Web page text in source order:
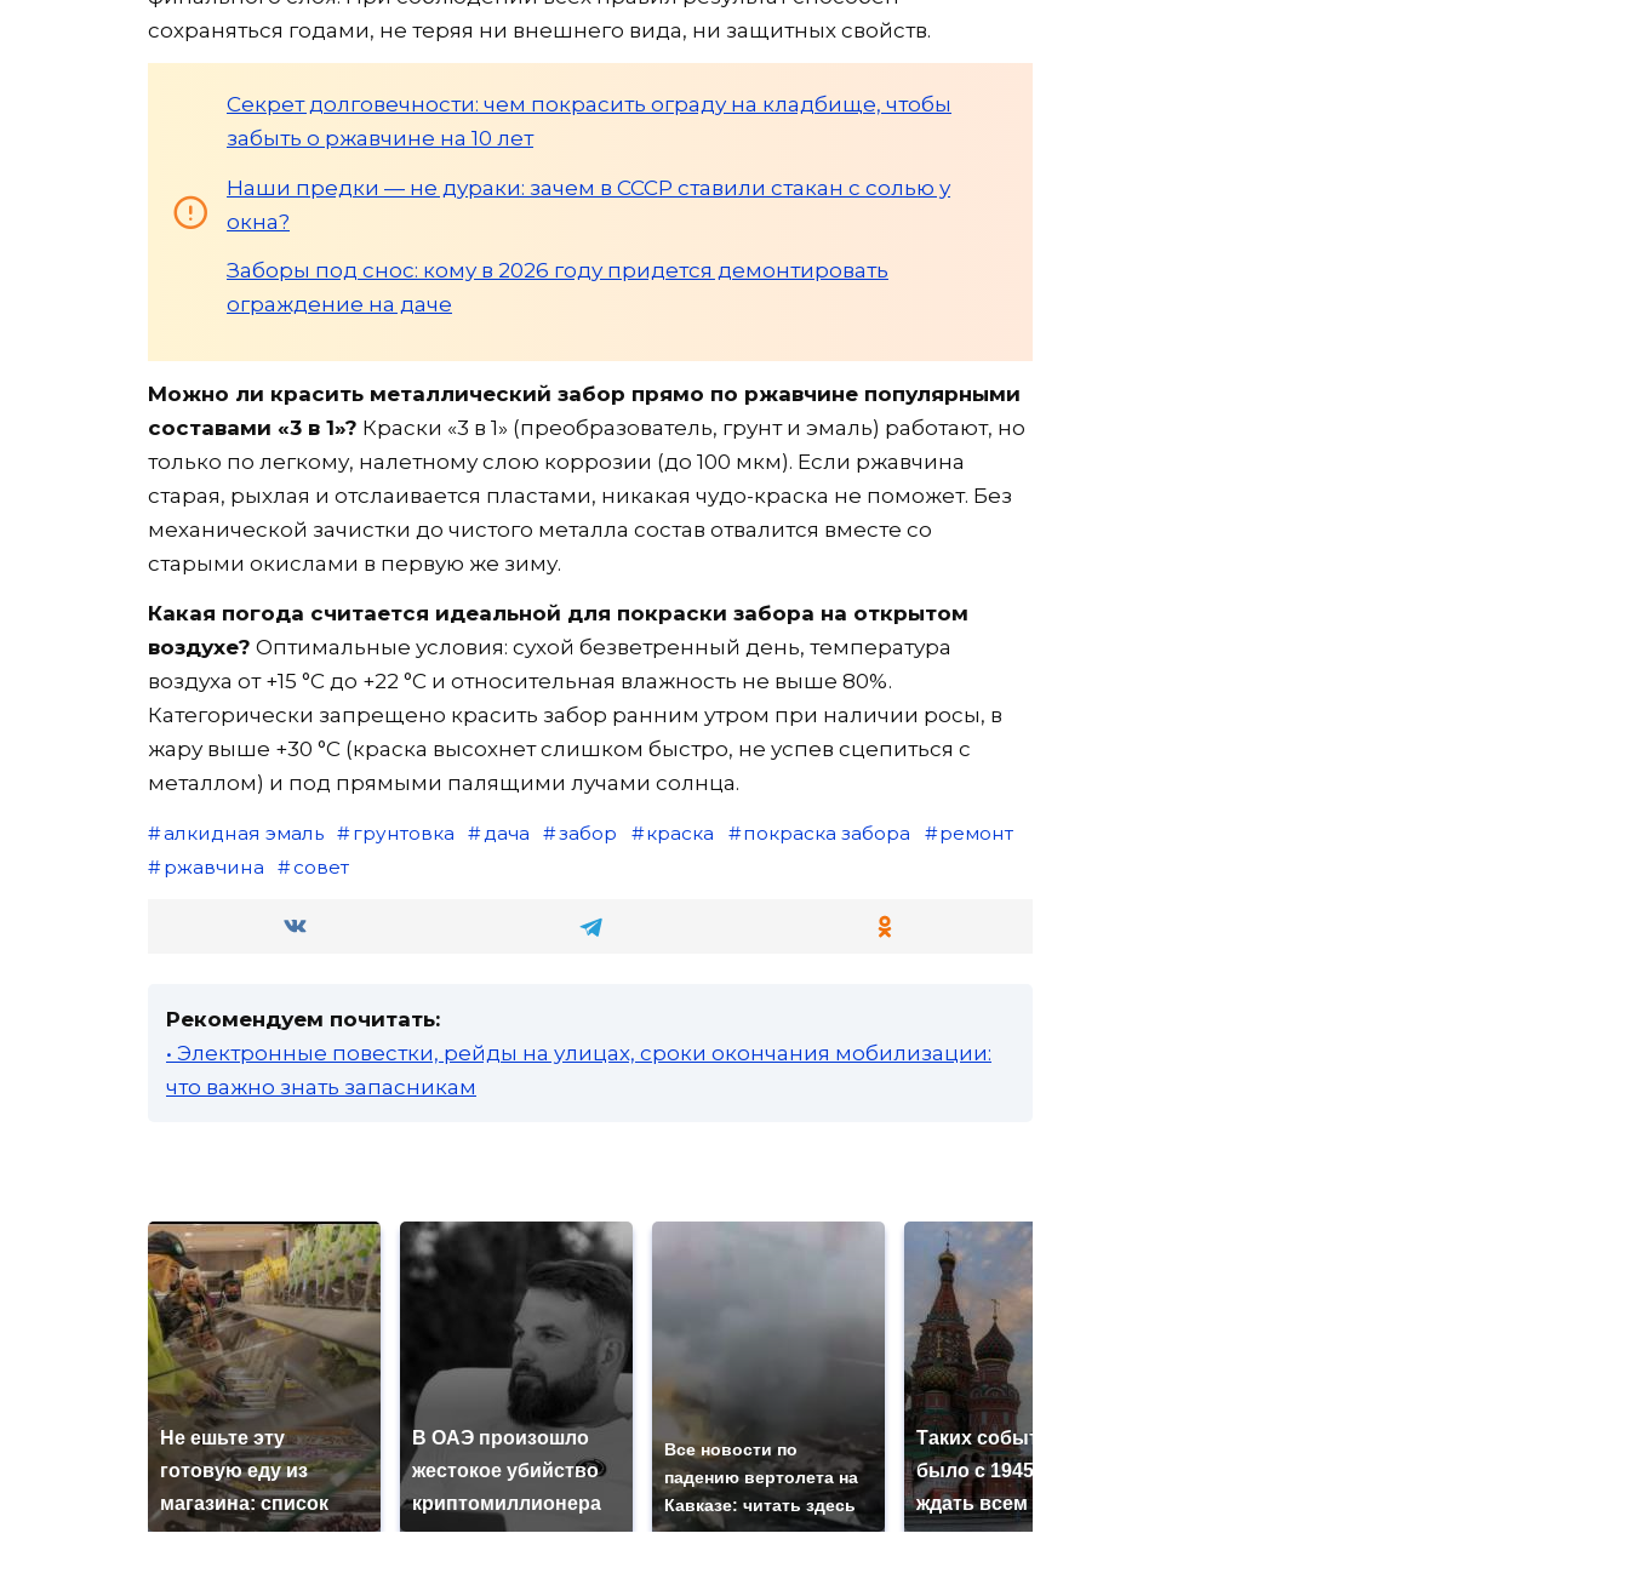
сохраняться годами, не теряя ни внешнего вида, ни защитных свойств.
Секрет долговечности: чем покрасить ограду на кладбище, чтобы
забыть о ржавчине на 10 лет
Наши предки — не дураки: зачем в СССР ставили стакан с солью у
окна?
Заборы под снос: кому в 2026 году придется демонтировать
ограждение на даче
Можно ли красить металлический забор прямо по ржавчине популярными
составами «3 в 1»? Краски «3 в 1» (преобразователь, грунт и эмаль) работают, но
только по легкому, налетному слою коррозии (до 100 мкм). Если ржавчина
старая, рыхлая и отслаивается пластами, никакая чудо-краска не поможет. Без
механической зачистки до чистого металла состав отвалится вместе со
старыми окислами в первую же зиму.
Какая погода считается идеальной для покраски забора на открытом
воздухе? Оптимальные условия: сухой безветренный день, температура
воздуха от +15 °C до +22 °C и относительная влажность не выше 80%.
Категорически запрещено красить забор ранним утром при наличии росы, в
жару выше +30 °C (краска высохнет слишком быстро, не успев сцепиться с
металлом) и под прямыми палящими лучами солнца.
алкидная эмаль грунтовка дача забор краска покраска забора
ремонт
ржавчина
совет
Рекомендуем почитать:
• Электронные повестки, рейды на улицах, сроки окончания мобилизации:
что важно знать запасникам
Не ешьте эту
готовую еду из
магазина: список
В ОАЭ произошло
жестокое убийство
криптомиллионера
Все новости по
падению вертолета на
Кавказе: читать здесь
Таких событий не
было с 1945: чего
ждать всем нам?